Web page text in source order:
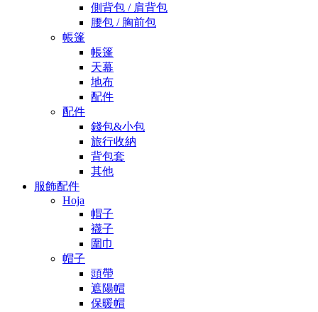
側背包 / 肩背包
腰包 / 胸前包
帳篷
帳篷
天幕
地布
配件
配件
錢包&小包
旅行收納
背包套
其他
服飾配件
Hoja
帽子
襪子
圍巾
帽子
頭帶
遮陽帽
保暖帽